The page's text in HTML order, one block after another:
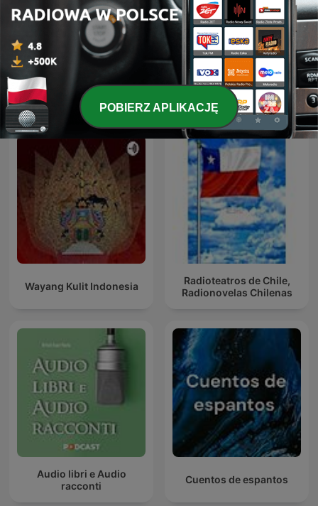
Pierwsza Młodość
Lektury na ucho | Radio
Katowice
Międzynarodowe podcasty: Sztuka
Wayang Kulit Indonesia
Radioteatros de Chile,
Radionovelas Chilenas
Audio libri e Audio
racconti
Cuentos de espantos
POBIERZ APLIKACJĘ